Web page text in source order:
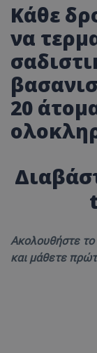
Κάθε
να
20
Ακολουθήστε το
και μάθετε